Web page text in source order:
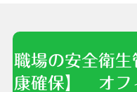
職場の安全衛
康確保】 オフ